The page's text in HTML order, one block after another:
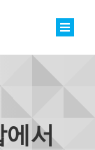
Toggle
에서